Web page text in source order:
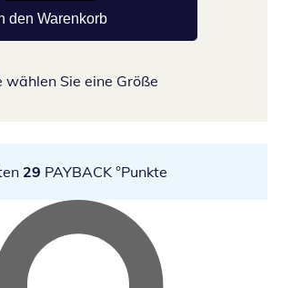
den Warenkorb
wählen Sie eine Größe
29 PAYBACK °Punkte